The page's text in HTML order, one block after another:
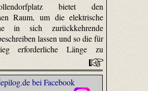
bietet den
Raum, um die elektrische
in sich zurückkehrende
lassen und so die für
erforderliche Länge zu